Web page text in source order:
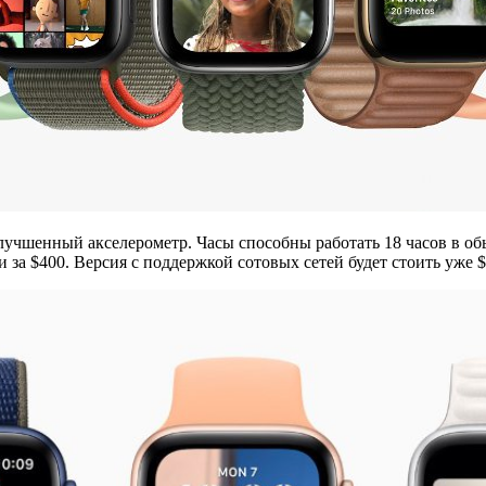
акселерометр. Часы способны работать 18 часов в
$400. Версия с поддержкой сотовых сетей будет стоить уже